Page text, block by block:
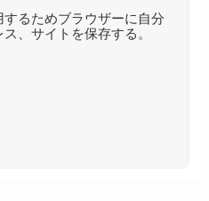
るためブラウザーに自分
、サイトを保存する。